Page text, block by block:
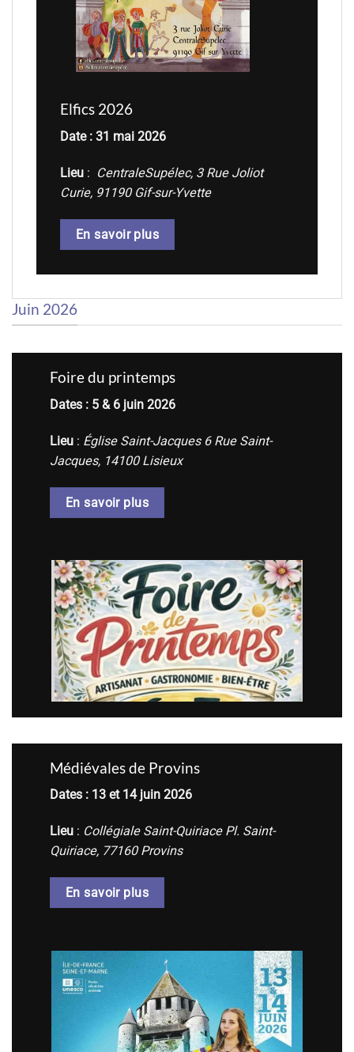
Elfics 2026
Date : 31 mai 2026
Lieu : CentraleSupélec, 3 Rue Joliot
Curie, 91190 Gif-sur-Yvette
En savoir plus
Juin 2026
Foire du printemps
Dates : 5 & 6 juin 2026
Lieu: Église Saint-Jacques 6 Rue Saint-
Jacques, 14100 Lisieux
En savoir plus
Médiévales de Provins
Dates : 13 et 14 juin 2026
Lieu: Collégiale Saint-Quiriace Pl. Saint-
Quiriace, 77160 Provins
En savoir plus